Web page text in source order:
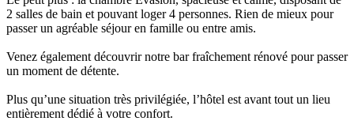
2 salles de bain et pouvant loger 4 personnes. Rien de mieux pour
passer un agréable séjour en famille ou entre amis.
Venez également découvrir notre bar fraîchement rénové pour passer
un moment de détente.
Plus qu’une situation très privilégiée, l’hôtel est avant tout un lieu
entièrement dédié à votre confort.